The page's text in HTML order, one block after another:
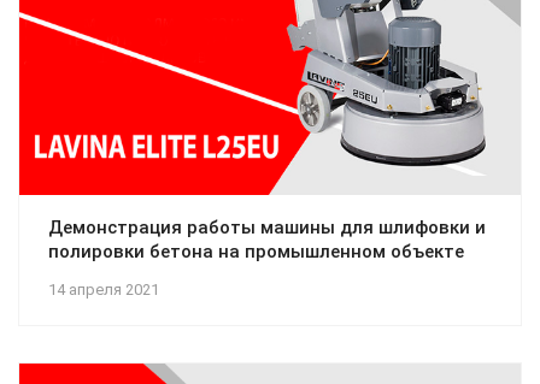
14 апреля 2021
Демонстрация работы машины для шлифовки и
полировки бетона на промышленном объекте